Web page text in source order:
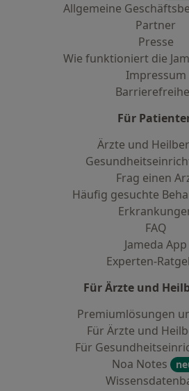
Allgemeine
Partner
Presse
Wie funktioniert die
Impressum
Für
Ärzte und
Frag einen
Häufig gesuchte
FAQ
Jameda App
Experten-
Für Ärzte und
Premiumlösungen
Für Ärzte und
Für
Noa Notes